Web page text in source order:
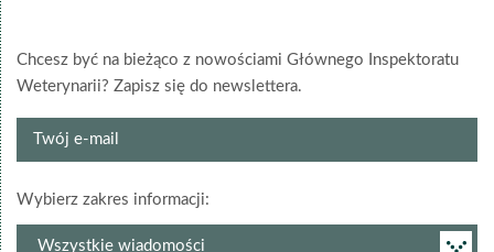
Chcesz być na bieżąco z nowościami Głównego Inspektoratu
Weterynarii? Zapisz się do newslettera.
Twój
Wybierz zakres informacji:
newslettera